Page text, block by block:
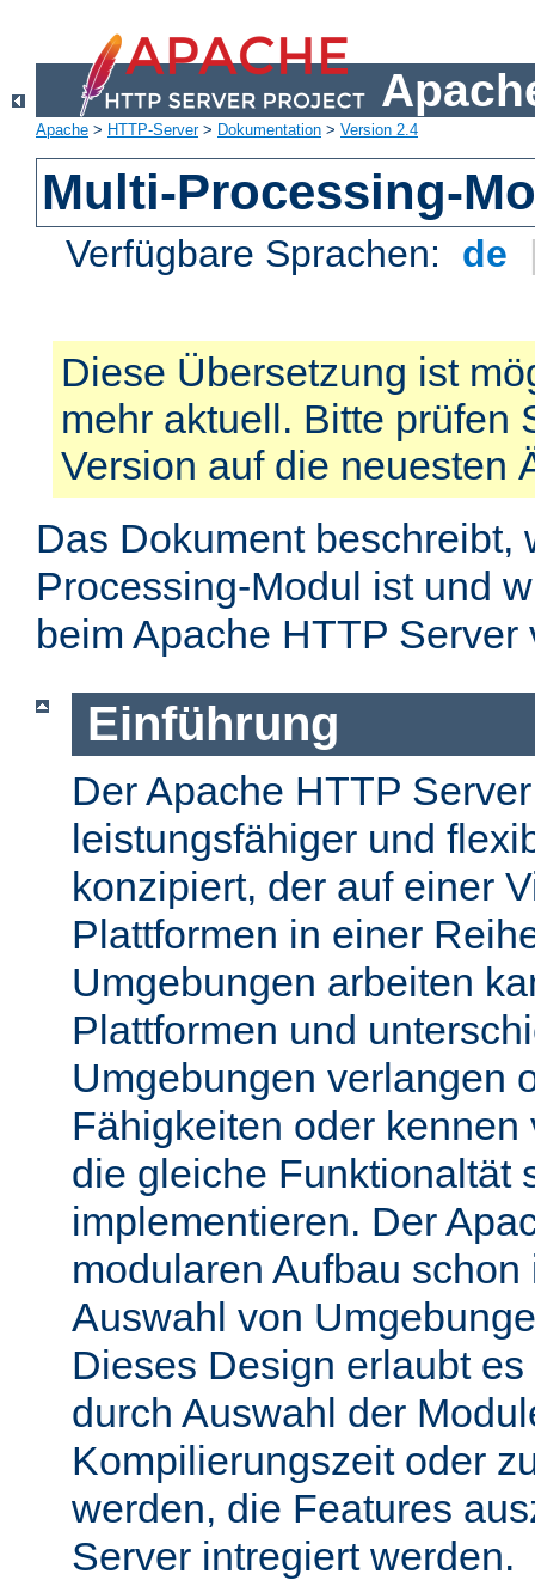
Apache > HTTP-Server> Dokumentation > Version 2.4
Multi-Processing-
Verfügbare Sprachen: de
Diese Übersetzung ist
mehr aktuell. Bitte prüfen
Version auf die neuesten
Das Dokument beschreibt,
Processing-Modul ist und
beim Apache HTTP
Einführung
Der Apache HTTP
leistungsfähiger und
konzipiert, der auf einer
Plattformen in einer
Umgebungen arbeiten
Plattformen und
Umgebungen verlangen
Fähigkeiten oder
die gleiche Funktionaltät
implementieren. Der
modularen Aufbau
Auswahl von
Dieses Design erlaubt
durch Auswahl der
Kompilierungszeit oder
werden, die Features
Server intregiert werden.